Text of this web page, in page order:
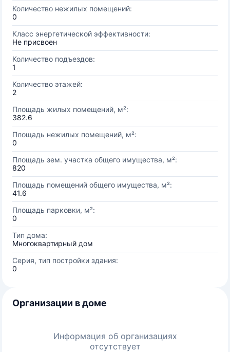
Количество нежилых помещений:
0
Класс энергетической эффективности:
Не присвоен
Количество подъездов:
1
Количество этажей:
2
Площадь жилых помещений, м²:
382.6
Площадь нежилых помещений, м²:
0
Площадь зем. участка общего имущества, м²:
820
Площадь помещений общего имущества, м²:
41.6
Площадь парковки, м²:
0
Тип дома:
Многоквартирный дом
Серия, тип постройки здания:
0
Организации в доме
Информация об организациях
отсутствует